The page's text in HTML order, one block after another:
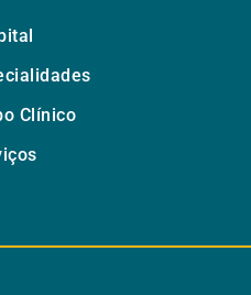
Clínico